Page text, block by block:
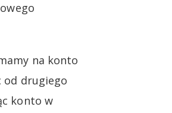
na konto
od drugiego
konto w